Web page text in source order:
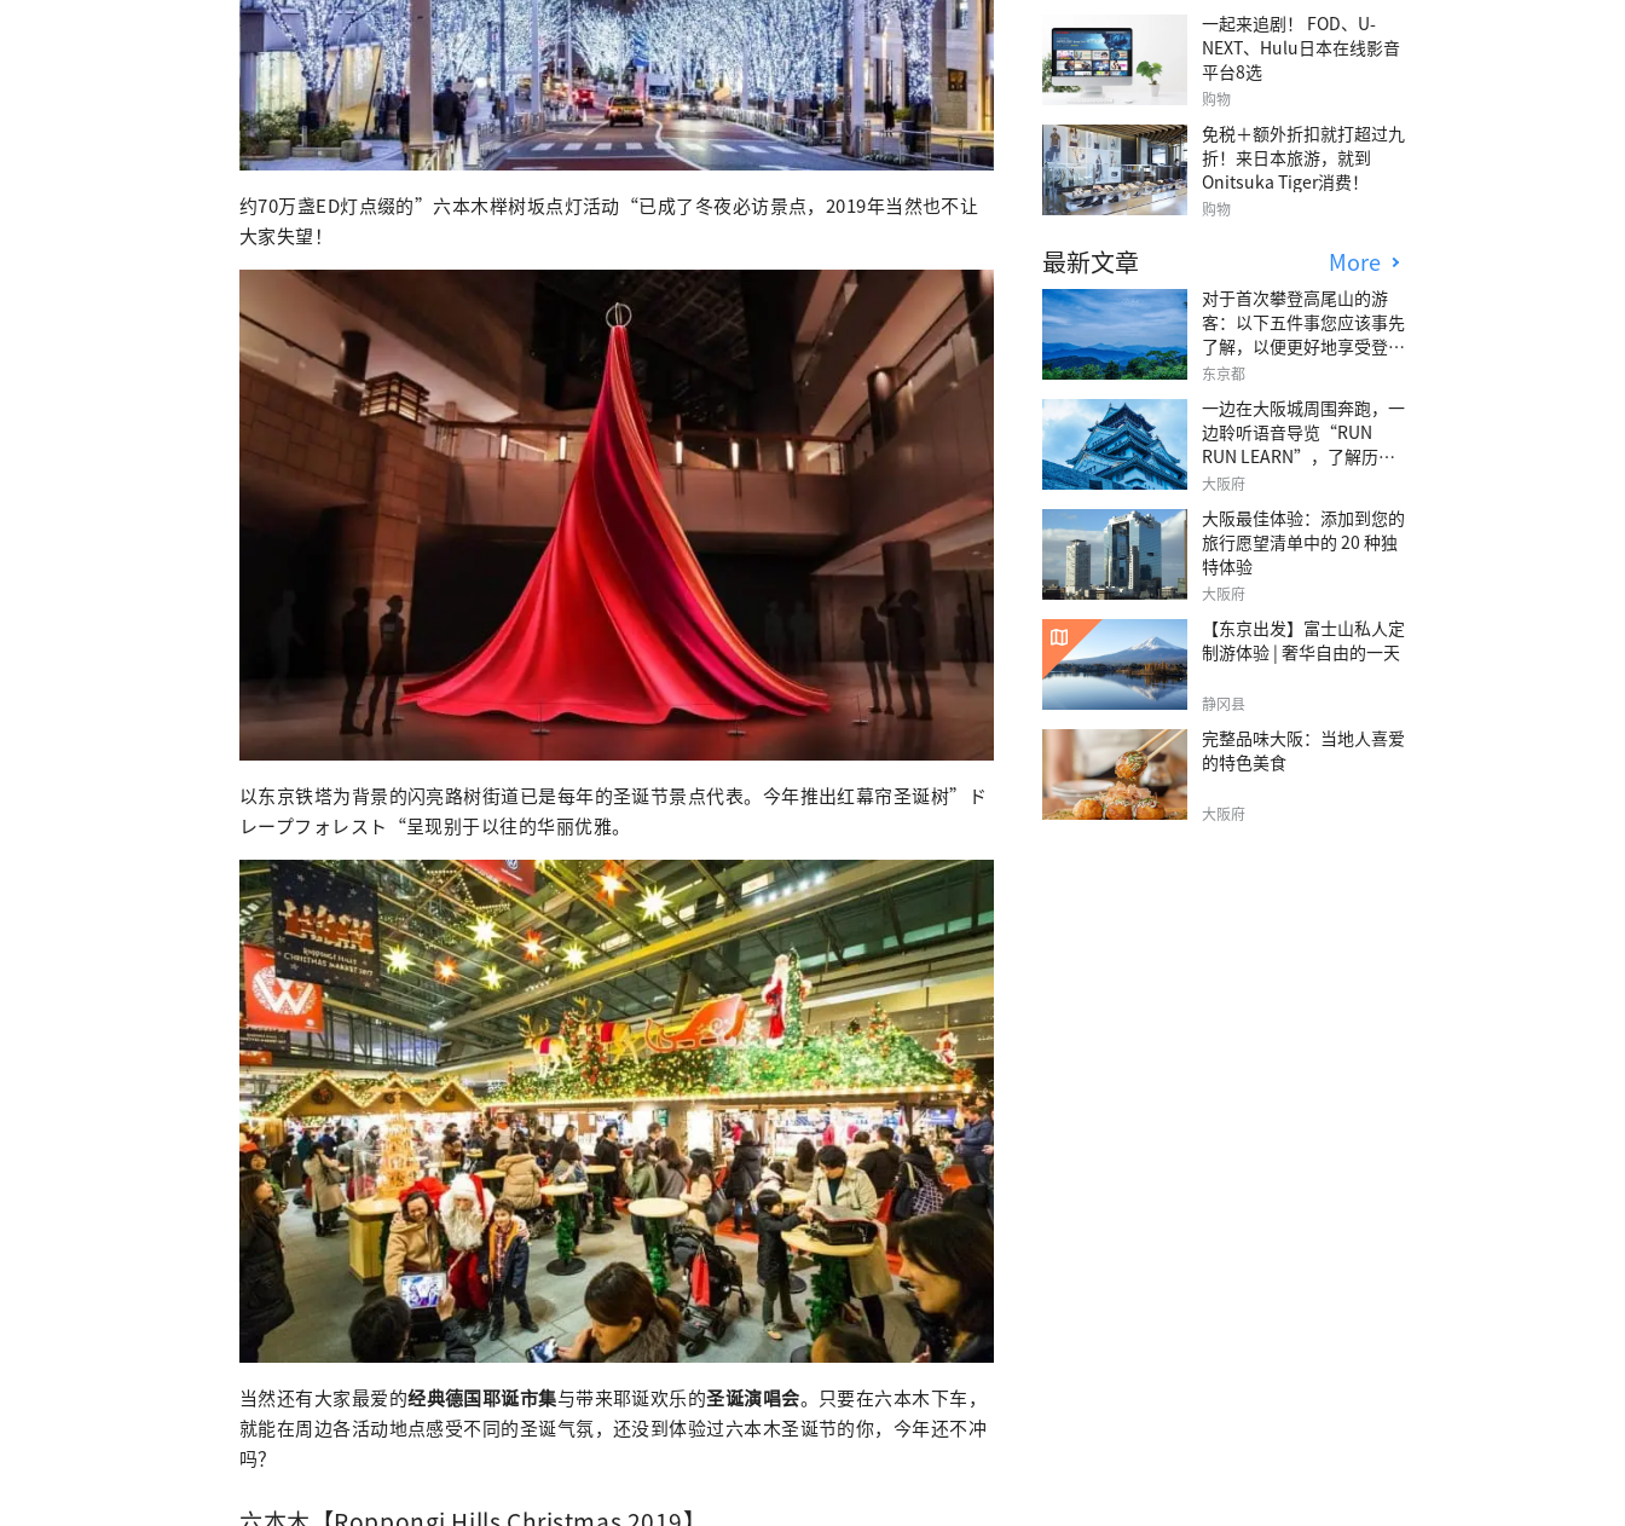
约70万盏ED灯点缀的”六本木榉树坂点灯活动“已成了冬夜必访景点，2019年当然也不让
大家失望！
以东京铁塔为背景的闪亮路树街道已是每年的圣诞节景点代表。今年推出红幕帘圣诞树”ド
レープフォレスト“呈现别于以往的华丽优雅。
当然还有大家最爱的经典德国耶诞市集与带来耶诞欢乐的圣诞演唱会。只要在六本木下车，
就能在周边各活动地点感受不同的圣诞气氛，还没到体验过六本木圣诞节的你，今年还不冲
吗？
一起来追剧！ FOD、U-
NEXT、Hulu日本在线影音
平台8选
购物
免税＋额外折扣就打超过九
折！来日本旅游，就到
Onitsuka Tiger消费！
购物
最新文章 More
对于首次攀登高尾山的游
客：以下五件事您应该事先
了解，以便更好地享受登山
之旅。
东京都
一边在大阪城周围奔跑，一
边聆听语音导览“RUN
RUN LEARN”，了解历
史。
大阪府
大阪最佳体验：添加到您的
旅行愿望清单中的 20 种独
特体验
大阪府
【东京出发】富士山私人定
制游体验 | 奢华自由的一天
静冈县
完整品味大阪：当地人喜爱
的特色美食
大阪府